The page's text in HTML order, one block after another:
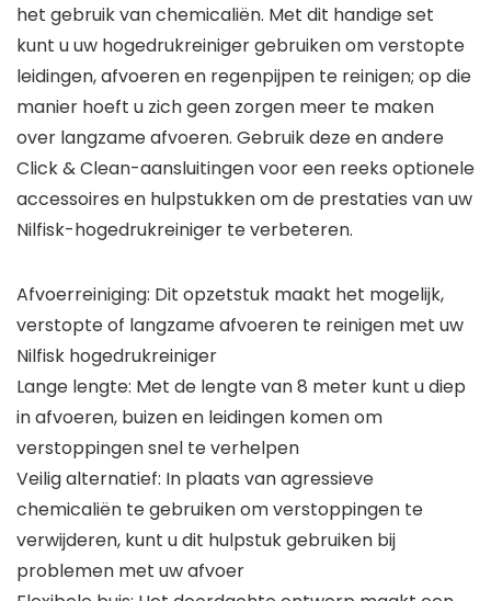
het gebruik van chemicaliën. Met dit handige set
kunt u uw hogedrukreiniger gebruiken om verstopte
leidingen, afvoeren en regenpijpen te reinigen; op die
manier hoeft u zich geen zorgen meer te maken
over langzame afvoeren. Gebruik deze en andere
Click & Clean-aansluitingen voor een reeks optionele
accessoires en hulpstukken om de prestaties van uw
Nilfisk-hogedrukreiniger te verbeteren.
Afvoerreiniging: Dit opzetstuk maakt het mogelijk,
verstopte of langzame afvoeren te reinigen met uw
Nilfisk hogedrukreiniger
Lange lengte: Met de lengte van 8 meter kunt u diep
in afvoeren, buizen en leidingen komen om
verstoppingen snel te verhelpen
Veilig alternatief: In plaats van agressieve
chemicaliën te gebruiken om verstoppingen te
verwijderen, kunt u dit hulpstuk gebruiken bij
problemen met uw afvoer